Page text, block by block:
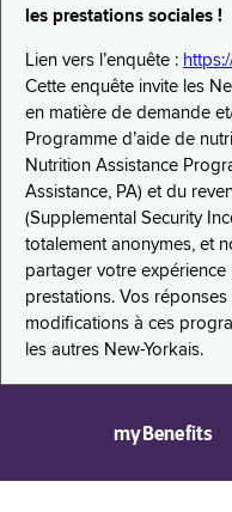
les prestations sociales !
Lien vers l’enquête :
Cette enquête invite les
en matière de demande
Programme d’aide de
Nutrition Assistance
Assistance, PA) et du
(Supplemental Security
totalement anonymes, et
partager votre
prestations. Vos
modifications à ces
les autres New-Yorkais.
myBenefits